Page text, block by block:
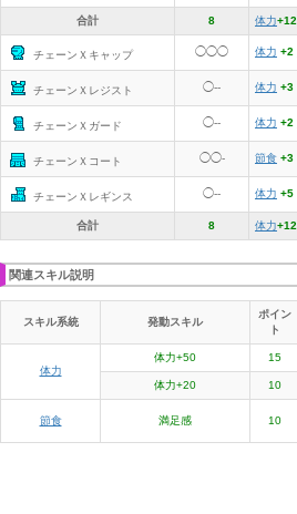
合計 8 体力+12
チェーンＸキャップ ◯◯◯ 体力 +2
チェーンＸレジスト ◯-- 体力 +3
チェーンＸガード ◯-- 体力 +2
チェーンＸコート ◯◯- 節食 +3
チェーンＸレギンス ◯-- 体力 +5
合計 8 体力+12
関連スキル説明
スキル系統 発動スキル
ポイン
ト
体力
体力+50 15
体力+20 10
節食 満足感 10